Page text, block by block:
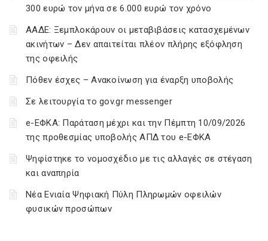
300 ευρώ τον μήνα σε 6.000 ευρώ τον χρόνο
ΑΑΔΕ: Ξεμπλοκάρουν οι μεταβιβάσεις κατασχεμένων
ακινήτων – Δεν απαιτείται πλέον πλήρης εξόφληση
της οφειλής
Πόθεν έσχες – Ανακοίνωση για έναρξη υποβολής
Σε λειτουργία το gov.gr messenger
e-ΕΦΚΑ: Παράταση μέχρι και την Πέμπτη 10/09/2026
της προθεσμίας υποβολής ΑΠΔ του e-ΕΦΚΑ
Ψηφίστηκε το νομοσχέδιο με τις αλλαγές σε στέγαση
και αναπηρία
Νέα Ενιαία Ψηφιακή Πύλη Πληρωμών οφειλών
φυσικών προσώπων